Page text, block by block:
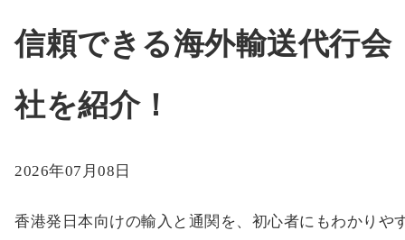
信頼できる海外輸送代行会
社を紹介！
2026年07月08日
香港発日本向けの輸入と通関を、初心者にもわかりや